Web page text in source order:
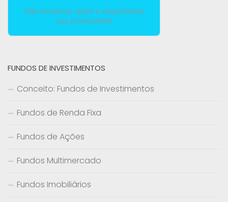
Não enviamos spam e respeitamos
sua privacidade!
FUNDOS DE INVESTIMENTOS
Conceito: Fundos de Investimentos
Fundos de Renda Fixa
Fundos de Ações
Fundos Multimercado
Fundos Imobiliários